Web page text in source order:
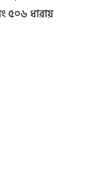
৫০৬ ধারায়